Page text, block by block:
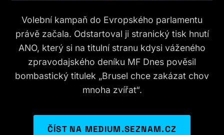
Volební kampaň do Evropského parlamentu
právě začala. Odstartoval ji stranický tisk hnutí
ANO, který si na titulní stranu kdysi váženého
zpravodajského deníku MF Dnes pověsil
bombastický titulek „Brusel chce zakázat chov
mnoha zvířat“.
ČÍST NA MEDIUM.SEZNAM.CZ